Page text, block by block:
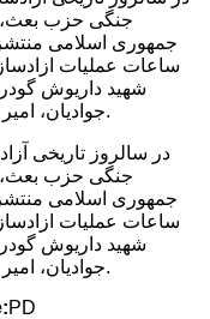
در سالروز تاریخی
جنگی حزب بعث،
جمهوری اسلامی
ساعات عملیات
شهید داریوش
جوادیان، امیر قلی نخعی و رضا آقارضی ثبت شده است.
PD